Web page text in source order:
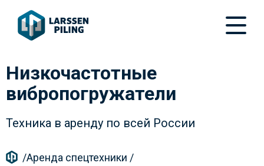
Низкочастотные
вибропогружатели
Техника в аренду по всей России
/Аренда спецтехники /